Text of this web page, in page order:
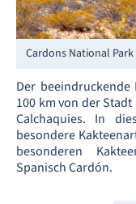
Cardons National Park
Der
100 km von der
Calchaquies. In
besondere
besonderen
Spanisch Cardón.